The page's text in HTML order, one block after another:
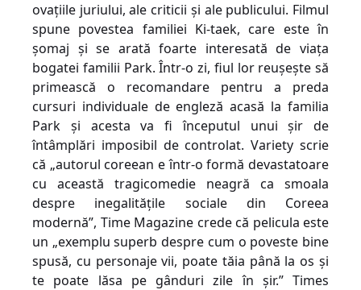
ovațiile juriului, ale criticii și ale publicului. Filmul
spune povestea familiei Ki-taek, care este în
șomaj și se arată foarte interesată de viața
bogatei familii Park. Într-o zi, fiul lor reușește să
primească o recomandare pentru a preda
cursuri individuale de engleză acasă la familia
Park și acesta va fi începutul unui șir de
întâmplări imposibil de controlat.Variety scrie
că „autorul coreean e într-o formă devastatoare
cu această tragicomedie neagră ca smoala
despre inegalitățile sociale din Coreea
modernă”, Time Magazine crede că pelicula este
un „exemplu superb despre cum o poveste bine
spusă, cu personaje vii, poate tăia până la os și
te poate lăsa pe gânduri zile în șir.” Times